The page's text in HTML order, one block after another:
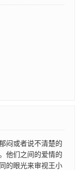
闷或者说不清楚的
他们之间的爱情的
的眼光来审视王小